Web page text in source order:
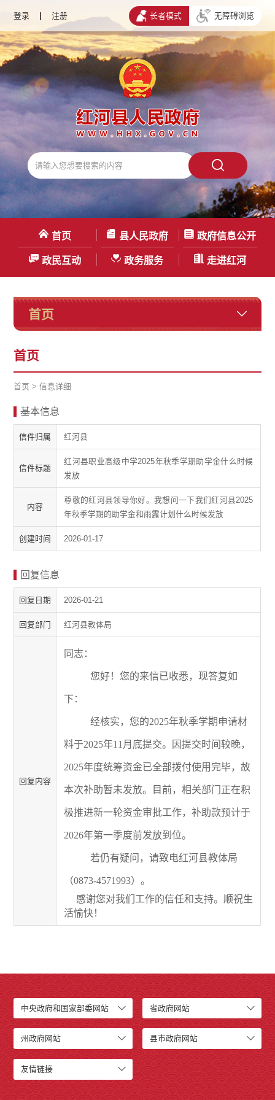
登录 | 注册 长者模式 无障碍浏览
首页 县人民政府 政府信息公开
政民互动 政务服务 走进红河
首页
首页
首页 >信息详细
基本信息
信件归属 红河县
信件标题
红河县职业高级中学2025年秋季学期助学金什么时候
发放
内容
尊敬的红河县领导你好。我想问一下我们红河县2025
年秋季学期的助学金和雨露计划什么时候发放
创建时间 2026-01-17
回复信息
回复日期 2026-01-21
回复部门 红河县教体局
回复内容
同志：
您好！您的来信已收悉，现答复如
下 ：
经核实，您的2025年秋季学期申请材
料于2025年11 月底提交。因提交时间较晚，
2025年度统筹资金已全部拨付使用完毕，故
本次补助暂未发放。目前，相关部门正在积
极推进新一轮资金审批工作，补助款预计于
2026年第一季度前发放到位。
若仍有疑问，请致电红河县教体局
（0873-4571993）。
感谢您对我们工作的信任和支持。顺祝生
活愉快！
中央政府和国家部委网站 省政府网站
州政府网站 县市政府网站
友情链接